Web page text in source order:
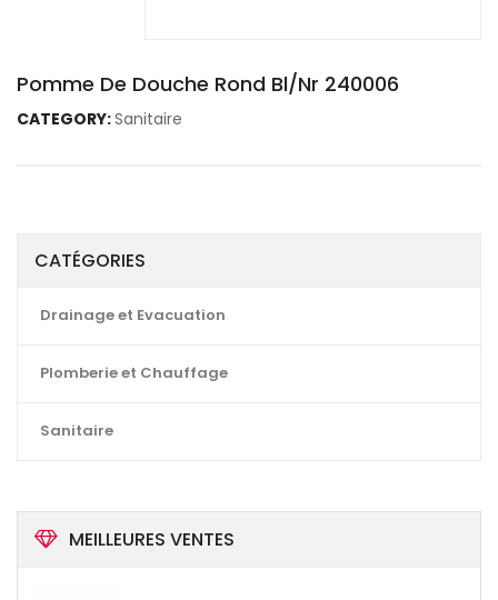
CATÉGORIES
Drainage et Evacuation
Plomberie et Chauffage
Sanitaire
MEILLEURES VENTES
Pomme De Douche Rond Bl/Nr 240006
CATEGORY:Sanitaire